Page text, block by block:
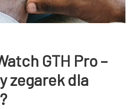
GTH Pro –
zegarek dla